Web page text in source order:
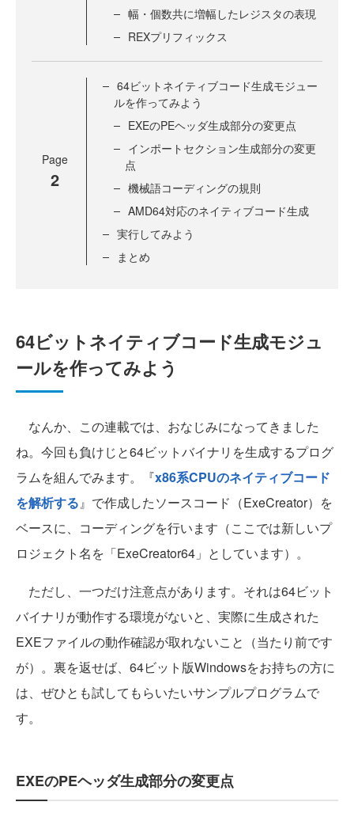
幅・個数共に増幅したレジスタの表現
REXプリフィックス
Page
2
64ビットネイティブコード生成モジュー
ルを作ってみよう
EXEのPEヘッダ生成部分の変更点
インポートセクション生成部分の変更
点
機械語コーディングの規則
AMD64対応のネイティブコード生成
実行してみよう
まとめ
64ビットネイティブコード生成モジュ
ールを作ってみよう
なんか、この連載では、おなじみになってきました
ね。今回も負けじと64ビットバイナリを生成するプログ
ラムを組んでみます。『x86系CPUのネイティブコード
を解析する』で作成したソースコード（ExeCreator）を
ベースに、コーディングを行います（ここでは新しいプ
ロジェクト名を「ExeCreator64」としています）。
ただし、一つだけ注意点があります。それは64ビット
バイナリが動作する環境がないと、実際に生成された
EXEファイルの動作確認が取れないこと（当たり前です
が）。裏を返せば、64ビット版Windowsをお持ちの方に
は、ぜひとも試してもらいたいサンプルプログラムで
す。
EXEのPEヘッダ生成部分の変更点